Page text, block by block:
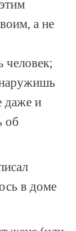
а не
даже и
об
в доме